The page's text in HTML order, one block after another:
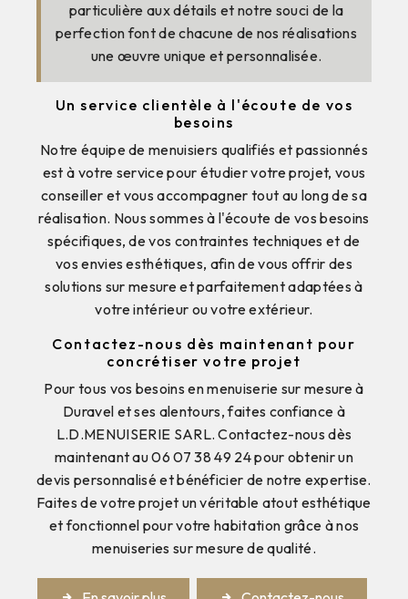
particulière aux détails et notre souci de la
perfection font de chacune de nos réalisations
une œuvre unique et personnalisée.
Un service clientèle à l'écoute de vos
besoins
Notre équipe de menuisiers qualifiés et passionnés
est à votre service pour étudier votre projet, vous
conseiller et vous accompagner tout au long de sa
réalisation. Nous sommes à l'écoute de vos besoins
spécifiques, de vos contraintes techniques et de
vos envies esthétiques, afin de vous offrir des
solutions sur mesure et parfaitement adaptées à
votre intérieur ou votre extérieur.
Contactez-nous dès maintenant pour
concrétiser votre projet
Pour tous vos besoins en menuiserie sur mesure à
Duravel et ses alentours, faites confiance à
L.D.MENUISERIE SARL. Contactez-nous dès
maintenant au 06 07 38 49 24 pour obtenir un
devis personnalisé et bénéficier de notre expertise.
Faites de votre projet un véritable atout esthétique
et fonctionnel pour votre habitation grâce à nos
menuiseries sur mesure de qualité.